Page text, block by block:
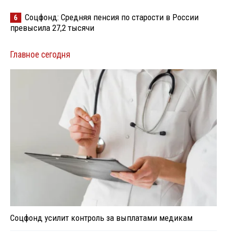
6
Соцфонд: Средняя пенсия по старости в России
превысила 27,2 тысячи
Главное сегодня
Соцфонд усилит контроль за выплатами медикам